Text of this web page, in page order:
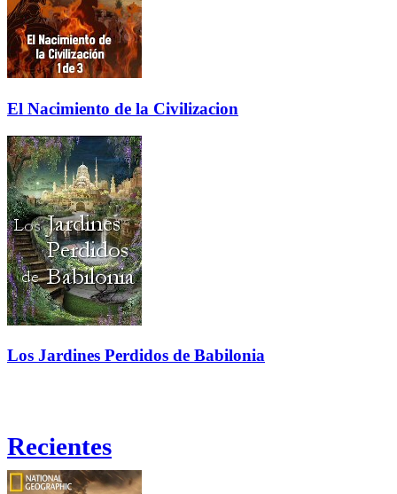
El Nacimiento de la Civilizacion
Los Jardines Perdidos de Babilonia
Recientes